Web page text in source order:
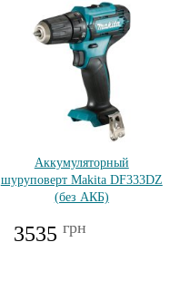
HP333DWAE
Аккумуляторный
шуруповерт Makita DF333DZ
(без АКБ)
3535 грн